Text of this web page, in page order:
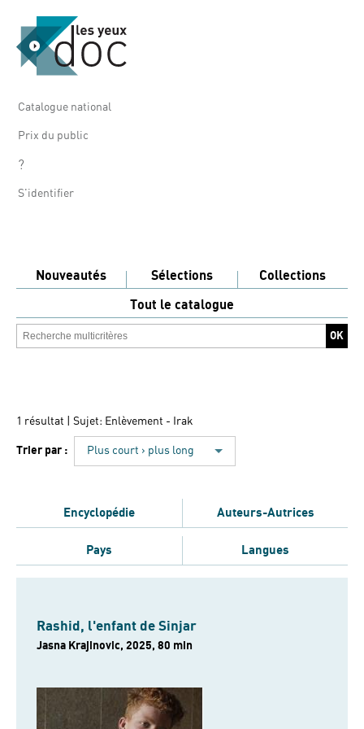
Catalogue national
Prix du public
?
S'identifier
Nouveautés Sélections
Collections
Tout le catalogue
1 résultat | Sujet: Enlèvement - Irak
Trier par : Plus court › plus long
Encyclopédie Auteurs-Autrices
Pays Langues
Rashid, l'enfant de Sinjar
Jasna Krajinovic, 2025, 80 min